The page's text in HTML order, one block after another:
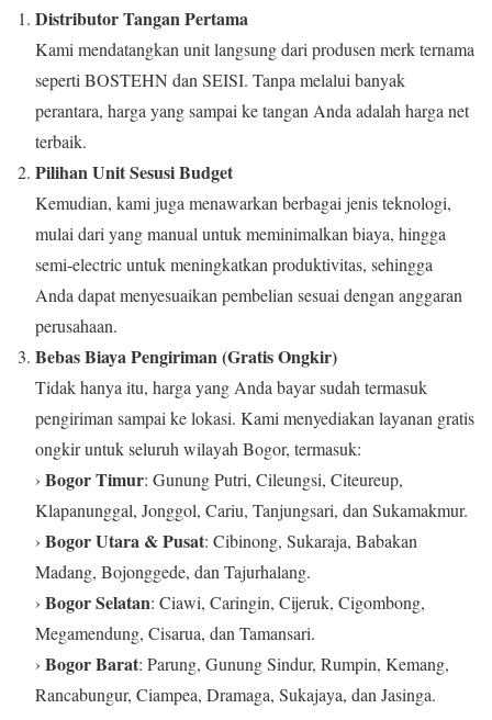
Distributor Tangan Pertama
Kami mendatangkan unit langsung dari produsen merk ternama
seperti BOSTEHN dan SEISI. Tanpa melalui banyak
perantara, harga yang sampai ke tangan Anda adalah harga net
terbaik.
Pilihan Unit Sesusi Budget
Kemudian, kami juga menawarkan berbagai jenis teknologi,
mulai dari yang manual untuk meminimalkan biaya, hingga
semi-electric untuk meningkatkan produktivitas, sehingga
Anda dapat menyesuaikan pembelian sesuai dengan anggaran
perusahaan.
Bebas Biaya Pengiriman (Gratis Ongkir)
Tidak hanya itu, harga yang Anda bayar sudah termasuk
pengiriman sampai ke lokasi. Kami menyediakan layanan gratis
ongkir untuk seluruh wilayah Bogor, termasuk:
› Bogor Timur: Gunung Putri, Cileungsi, Citeureup,
Klapanunggal, Jonggol, Cariu, Tanjungsari, dan Sukamakmur.
› Bogor Utara & Pusat: Cibinong, Sukaraja, Babakan
Madang, Bojonggede, dan Tajurhalang.
› Bogor Selatan: Ciawi, Caringin, Cijeruk, Cigombong,
Megamendung, Cisarua, dan Tamansari.
› Bogor Barat: Parung, Gunung Sindur, Rumpin, Kemang,
Rancabungur, Ciampea, Dramaga, Sukajaya, dan Jasinga.